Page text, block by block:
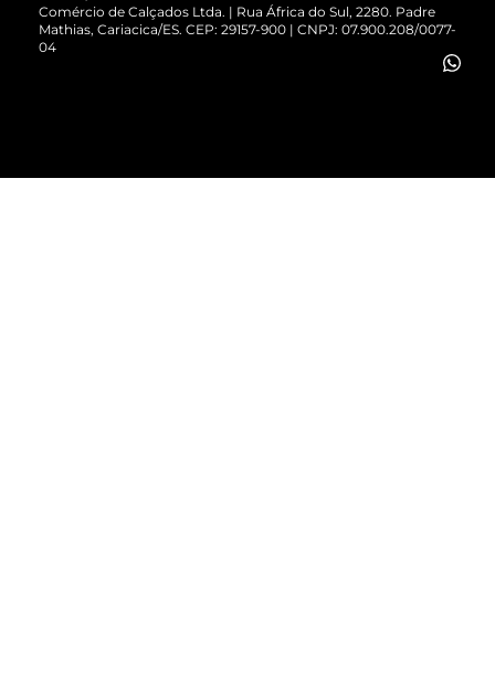
Vendas Corporativas
Comércio de Calçados Ltda. | Rua África do Sul, 2280. Padre
Mathias, Cariacica/ES. CEP: 29157-900 | CNPJ: 07.900.208/0077-
04